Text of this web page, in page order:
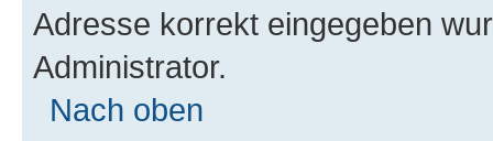
Adresse korrekt eingegeben
Administrator.
Nach oben